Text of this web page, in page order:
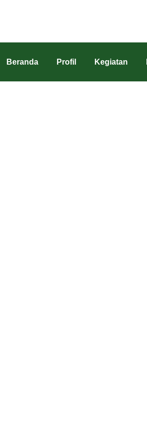
Beranda Profil Kegiatan